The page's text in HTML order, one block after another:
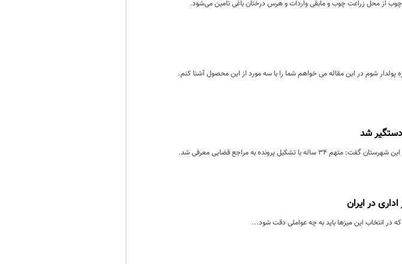
پولدار شوم در این مقاله می خواهم شما را با سه مورد از این محصول آشنا کنم.
در ایران
که در انتخاب این میزها باید به چه عواملی دقت شود...